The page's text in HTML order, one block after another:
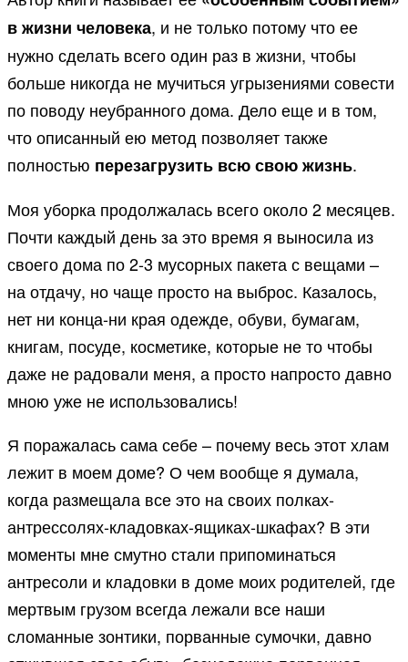
в жизни человека, и не только потому что ее
нужно сделать всего один раз в жизни, чтобы
больше никогда не мучиться угрызениями совести
по поводу неубранного дома. Дело еще и в том,
что описанный ею метод позволяет также
полностью перезагрузить всю свою жизнь.
Моя уборка продолжалась всего около 2 месяцев.
Почти каждый день за это время я выносила из
своего дома по 2-3 мусорных пакета с вещами –
на отдачу, но чаще просто на выброс. Казалось,
нет ни конца-ни края одежде, обуви, бумагам,
книгам, посуде, косметике, которые не то чтобы
даже не радовали меня, а просто напросто давно
мною уже не использовались!
Я поражалась сама себе – почему весь этот хлам
лежит в моем доме? О чем вообще я думала,
когда размещала все это на своих полках-
антрессолях-кладовках-ящиках-шкафах? В эти
моменты мне смутно стали припоминаться
антресоли и кладовки в доме моих родителей, где
мертвым грузом всегда лежали все наши
сломанные зонтики, порванные сумочки, давно